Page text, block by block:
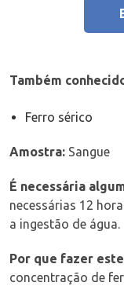
Também
Ferro sérico
Amostra: Sangue
É necessária
necessárias 12
a ingestão de água.
Por que fazer
concentração de